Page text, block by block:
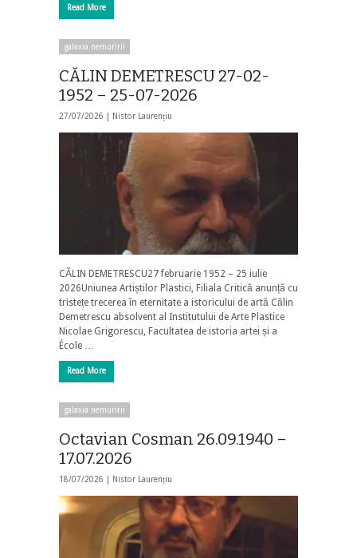
Read More
galaxia nemuririi
CĂLIN DEMETRESCU 27-02-
1952 – 25-07-2026
27/07/2026 | Nistor Laurențiu
CĂLIN DEMETRESCU27 februarie 1952 – 25 iulie
2026Uniunea Artiștilor Plastici, Filiala Critică anunță cu
tristețe trecerea în eternitate a istoricului de artă Călin
Demetrescu absolvent al Institutului de Arte Plastice
Nicolae Grigorescu, Facultatea de istoria artei și a
École …
Read More
galaxia nemuririi
Octavian Cosman 26.09.1940 –
17.07.2026
18/07/2026 | Nistor Laurențiu